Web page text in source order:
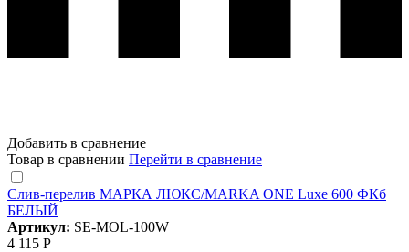
Добавить в сравнение
Товар в сравнении Перейти в сравнение
Слив-перелив МАРКА ЛЮКС/MARKA ONE Luxe 600 ФКб
БЕЛЫЙ
Артикул: SE-MOL-100W
4 115 Р